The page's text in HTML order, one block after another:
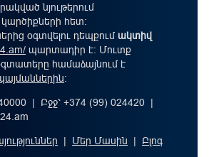
նյութերում
հետ:
օգտվելու դեպքումակտիվ
պարտադիր է: Մուտք
համաձայնում է
։
| Բջջ՝ +374 (99) 024420 |
| Մեր Մասին | Բլոգ